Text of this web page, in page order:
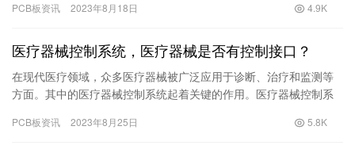
传感…
PCB板资讯 2023年8月18日 4.9K
医疗器械控制系统，医疗器械是否有控制接口？
在现代医疗领域，众多医疗器械被广泛应用于诊断、治疗和监测等
方面。其中的医疗器械控制系统起着关键的作用。医疗器械控制系
那么，…
PCB板资讯 2023年8月25日 5.8K